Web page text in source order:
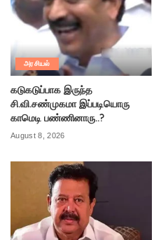
அரசியல்
கடுகடுப்பாக இருந்த
சி.வி.சண்முகமா இப்படியொரு
காமெடி பண்ணினாரு..?
August 8, 2026